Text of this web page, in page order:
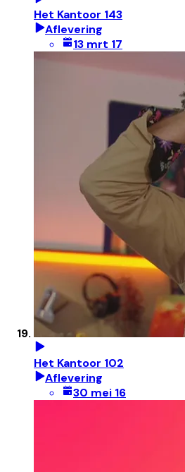
Het Kantoor 143
Aflevering
13 mrt 17
Het Kantoor 102
Aflevering
30 mei 16